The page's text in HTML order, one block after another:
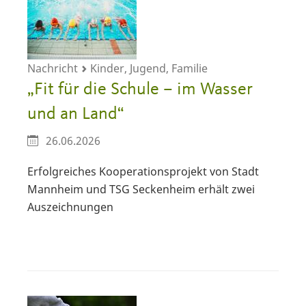
Nachricht Kinder, Jugend, Familie
„Fit für die Schule – im Wasser
und an Land“
26.06.2026
Erfolgreiches Kooperationsprojekt von Stadt
Mannheim und TSG Seckenheim erhält zwei
Auszeichnungen